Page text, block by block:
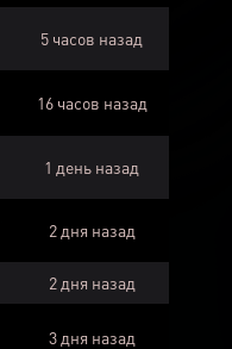
5 часов назад
16 часов назад
1 день назад
2 дня назад
2 дня назад
3 дня назад